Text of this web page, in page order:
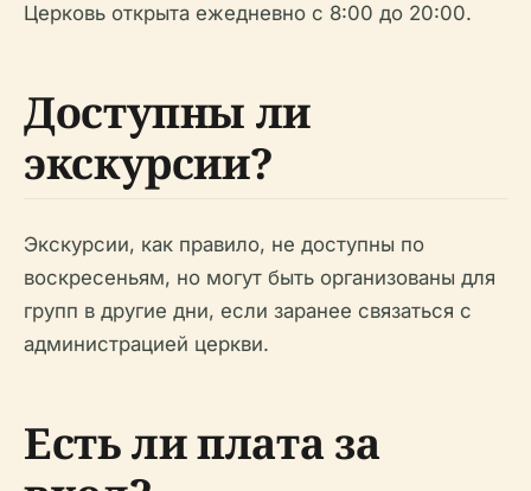
Церковь открыта ежедневно с 8:00 до 20:00.
Доступны ли
экскурсии?
Экскурсии, как правило, не доступны по
воскресеньям, но могут быть организованы для
групп в другие дни, если заранее связаться с
администрацией церкви.
Есть ли плата за